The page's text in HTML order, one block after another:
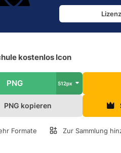
kostenlos Icon
PNG 512px
PNG kopieren
Formate Zur Sammlung